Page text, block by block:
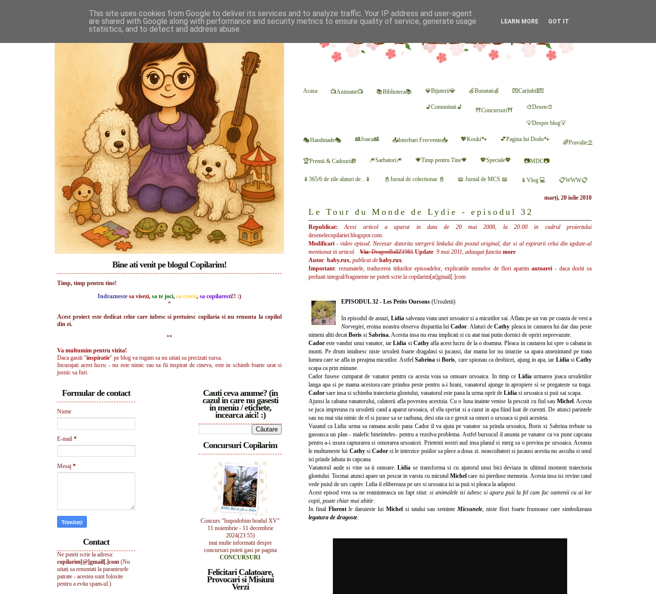
Acasa 📺Animatie📺 📚Biblioteca📚 💎Bijuterii💎 🍏Bunatati🍏 💌Caritabil💌
💺Comunitati💺 ⛩Concursuri⛩ 🎨Desen🎨
💡Despre blog💡
🎭Handmade🎭 🎎Joaca🎎 📤Intrebari Frecvente📥 💖Kouki🐾 💕Pagina lui Dodo🐾 🌈Pravalie⛱
🏆Premii & Cadouri🎁 🎆Sarbatori🎆 💗Timp pentru Tine💗 💖Speciale💖 📷MDC📷
📱365/6 de zile alaturi de...📱 📓Jurnal de colectionar 📓 📖 Jurnal de MCS 📖 📱Vlog 💻 📋WWW📋
marți, 20 iulie 2010
Le Tour du Monde de Lydie - episodul 32
Republicat:Acest articol a aparut in data de 20 mai 2008, la 20:00 in cadrul proiectului
desenelecopilariei.blogspot.com.
Modificari - video episod. Necesar datorita stergerii linkului din postul original, dar si al expirarii celui din update-ul
mentionat in articol. Via: DragonBallZ1981.Update 9 mai 2011, adaugat functia more
Autor: baby.rux, publicat de baby.rux.
Important: rezumatele, traducerea titlurilor episoadelor, explicatiile numelor de flori apartinautoarei - daca doriti sa
preluati integral/fragmente ne puteti scrie la copilarim[at]gmail[.]com
EPISODUL 32 - Les Petits Oursons (Ursuletii)
In episodul de astazi, Lidia salveaza viata unei ursoaice si a micutilor sai. Aflata pe un vas pe coasta de vest a
Norvegiei, eroina noastra observa disparitia luiCador. Alaturi deCathy pleaca in cautarea lui dar dau peste
nimeni altii decatBoris si Sabrina.Acestia insa nu erau implicati si cu atat mai putin dornici de opriri neprevazute.
Cador este vandut unui vanator, iarLidia si Cathyafla acest lucru de la o doamna. Pleaca in cautarea lui spre o cabana in
munti. Pe drum intalnesc niste ursuleti foarte dragalasi si jucausi, dar mama lor nu intarzie sa apara amenintand pe toata
lumea care se afla in preajma micutilor. Astfel SabrinasiBoris, care spionau ca deobicei, ajung in apa, iar Lidia siCathy
scapa ca prin minune.
Cador fusese cumparat de vanator pentru ca acesta voia sa omoare ursoaica. In timp ce Lidiaurmarea joaca ursuletilor
langa apa si pe mama acestora care prindea peste pentru a-i hrani, vanatorul ajunge in apropiere si se pregateste sa traga.
Cador sare insa si schimba traiectoria glontului, vanatorul este pana la urma oprit de Lidia si ursoaica si puii sai scapa.
Ajunsi la cabana vanatorului, calatorii afla povestea acestuia. Cu o luna inainte venise la pescuit cu fiul sau Michel. Acesta
se juca impreuna cu ursuletii cand a aparut ursoaica, el s0a speriat si a cazut in apa fiind luat de curenti. De atunci parintele
sau nu mai stia nimic de el si jurase sa se razbuna, desi stia ca e gresit sa omori o ursoaca si puii acesteia.
Vazand ca Lidia urma sa ramana acolo pana Cador il va ajuta pe vanator sa prinda ursoaica, Boris si Sabrina trebuie sa
gaseasca un plan - malefic bineinteles- pentru a rezolva problema. Astfel bursucul il anunta pe vanator ca va pune capcana
pentru a-i usura capturarea si omorarea ursoaicei. Prietenii nostri aud insa planul si merg sa o previna pe ursoaica. Aceasta
le multumeste lui Cathysi Cadorsi le interzice puiilor sa plece a doua zi. neascultatori si jucausi acestia nu asculta si unul
isi prinde labuta in capcana.
Vanatorul aude si vine sa ii omoare.Lidia se transforma si cu ajutorul unui bici deviaza in ultimul moment traiectoria
glontului. Tocmai atunci apare un pescar in varsta cu micutulMichel care isi pierduse memoria. Acesta insa isi revine cand
vede puiul de urs captiv. Lidia il elibereaza pe urs si ursoaica isi ia puii si pleaca la adapost.
Acest episod vrea sa ne reaminteasca un fapt stiut: si animalele isi iubesc si apara puii la fel cum fac oamenii cu ai lor
copii, poate chiar mai abitir.
In final Florentle daruieste lui Michelsi tatalui sau seminteMicsunele, niste flori foarte frumoase care simbolizeaza
legatura de dragoste.
Bine ati venit pe blogul Copilarim!
Timp, timp pentru tine!
Indrazneste sa visezi, sa te joci, sa creezi, sa copilaresti!! :)
*
Acest proiect este dedicat celor care iubesc si pretuiesc copilaria si nu renunta la copilul
din ei.
**
Va multumim pentru vizita!
Daca gasiti "inspiratie" pe blog va rugam sa nu uitati sa precizati sursa.
Incurajati acest lucru - nu este nimic rau sa fii inspirat de cineva, este in schimb foarte urat si
josnic sa furi.
Cauti ceva anume? (in
cazul in care nu gasesti
in meniu / etichete,
incearca aici! :)
Concursuri Copilarim
Concurs "Impodobim bradul XV"
11 noiembrie - 11 decembrie
2024(23:55)
mai multe informatii despre
concursuri puteti gasi pe pagina
CONCURSURI
Felicitari Calatoare,
Provocari si Misiuni
Verzi
Formular de contact
Nume
E-mail *
Mesaj *
Contact
Ne puteti scrie la adresa:
copilarim[@]gmail[.]com (Nu
uitati sa renuntati la parantezele
patrate - acestea sunt folosite
pentru a evita spam-ul.)
This site uses cookies from Google to deliver its services and to analyze traffic. Your IP address and user-agent
are shared with Google along with performance and security metrics to ensure quality of service, generate usage
statistics, and to detect and address abuse.
LEARN MORE GOT IT